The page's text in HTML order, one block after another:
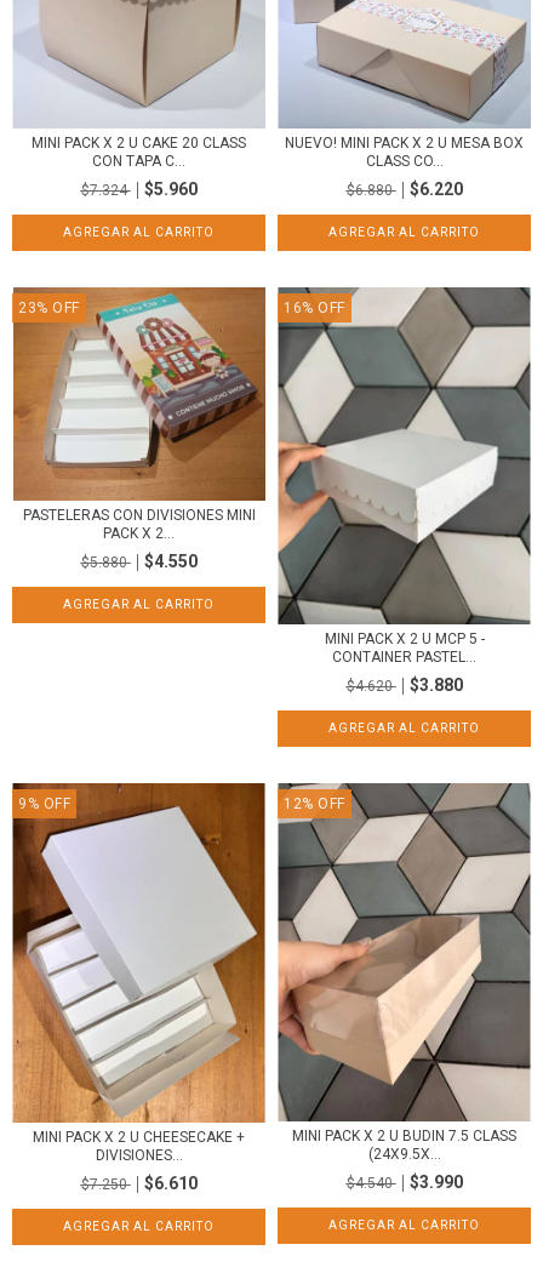
MINI PACK X 2 U CAKE 20 CLASS
CON TAPA C...
$7.324
$5.960
NUEVO! MINI PACK X 2 U MESA BOX
CLASS CO...
$6.880
$6.220
23% OFF
PASTELERAS CON DIVISIONES MINI
PACK X 2...
$5.880
$4.550
16% OFF
MINI PACK X 2 U MCP 5 -
CONTAINER PASTEL...
$4.620
$3.880
9 % OFF
MINI PACK X 2 U CHEESECAKE +
DIVISIONES...
$7.250
$6.610
12% OFF
MINI PACK X 2 U BUDIN 7.5 CLASS
(24X9.5X...
$4.540
$3.990